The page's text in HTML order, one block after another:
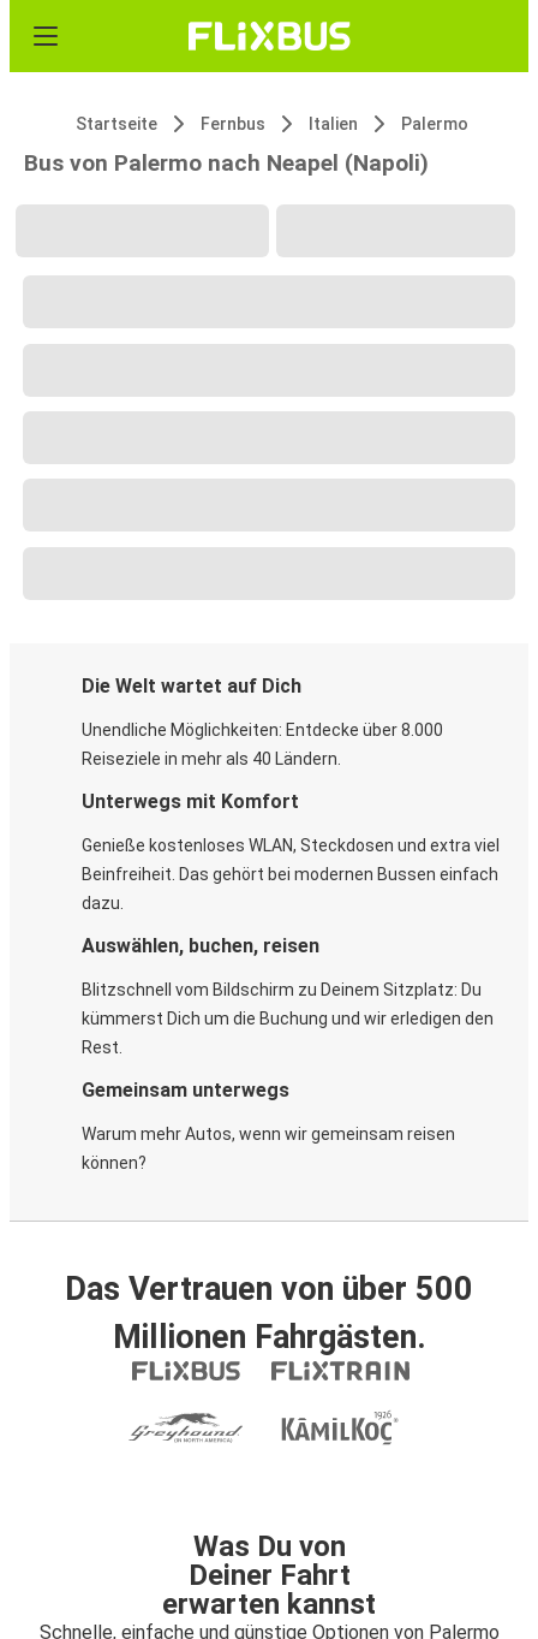
Startseite Fernbus Italien Palermo
Bus von Palermo nach Neapel (Napoli)
Die Welt wartet auf Dich
Unendliche Möglichkeiten: Entdecke über 8.000
Reiseziele in mehr als 40 Ländern.
Unterwegs mit Komfort
Genieße kostenloses WLAN, Steckdosen und extra viel
Beinfreiheit. Das gehört bei modernen Bussen einfach
dazu.
Auswählen, buchen, reisen
Blitzschnell vom Bildschirm zu Deinem Sitzplatz: Du
kümmerst Dich um die Buchung und wir erledigen den
Rest.
Gemeinsam unterwegs
Warum mehr Autos, wenn wir gemeinsam reisen
können?
Das Vertrauen von über 500
Millionen Fahrgästen.
Was Du von
Deiner Fahrt
erwarten kannst
Schnelle, einfache und günstige Optionen von Palermo